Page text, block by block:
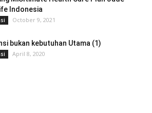
Indonesia
October 9, 2021
bukan kebutuhan Utama (1)
April 8, 2020